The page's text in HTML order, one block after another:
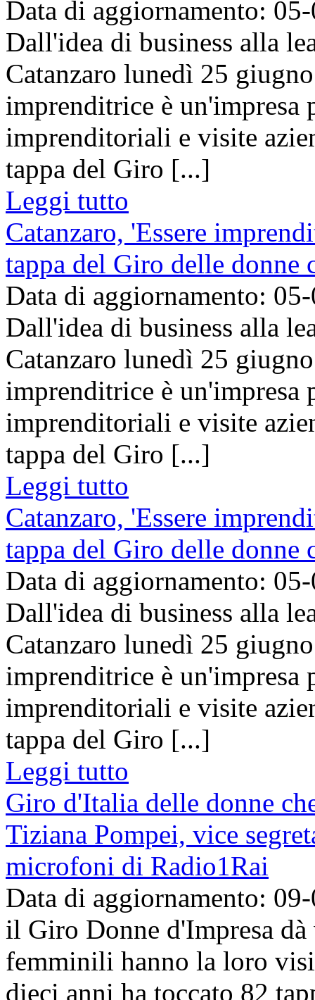
Data di aggiornamento:
Dall'idea di business alla
Catanzaro lunedì 25
imprenditrice è un'impresa
imprenditoriali e visite
tappa del Giro [...]
Leggi tutto
Catanzaro, 'Essere
tappa del Giro delle donne
Data di aggiornamento:
Dall'idea di business alla
Catanzaro lunedì 25
imprenditrice è un'impresa
imprenditoriali e visite
tappa del Giro [...]
Leggi tutto
Catanzaro, 'Essere
tappa del Giro delle donne
Data di aggiornamento:
Dall'idea di business alla
Catanzaro lunedì 25
imprenditrice è un'impresa
imprenditoriali e visite
tappa del Giro [...]
Leggi tutto
Giro d'Italia delle donne
Tiziana Pompei, vice
microfoni di Radio1Rai
Data di aggiornamento:
il Giro Donne d'Impresa
femminili hanno la loro
dieci anni ha toccato 82